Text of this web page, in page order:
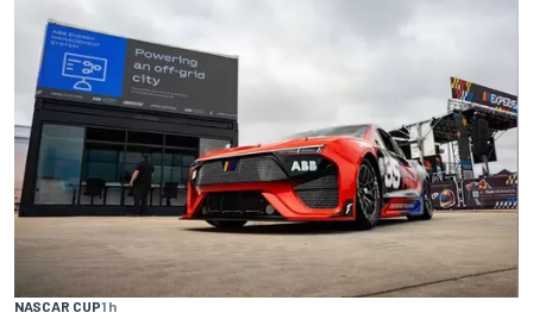
NASCAR CUP1 h